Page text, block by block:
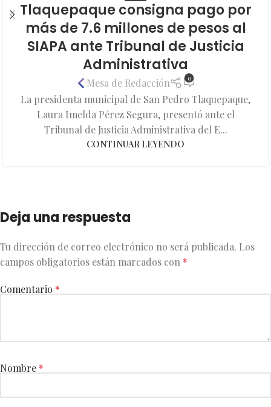
Tlaquepaque consigna pago por
más de 7.6 millones de pesos al
SIAPA ante Tribunal de Justicia
Administrativa
Mesa de Redacción 0
La presidenta municipal de San Pedro Tlaquepaque,
Laura Imelda Pérez Segura, presentó ante el
Tribunal de Justicia Administrativa del E...
CONTINUAR LEYENDO
Deja una respuesta
Tu dirección de correo electrónico no será publicada. Los
campos obligatorios están marcados con *
Comentario *
Nombre *